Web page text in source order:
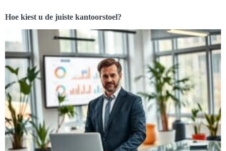
Hoe kiest u de juiste kantoorstoel?